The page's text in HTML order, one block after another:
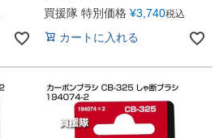
買援隊 特別価格 ¥3,740税込
カートに入れる